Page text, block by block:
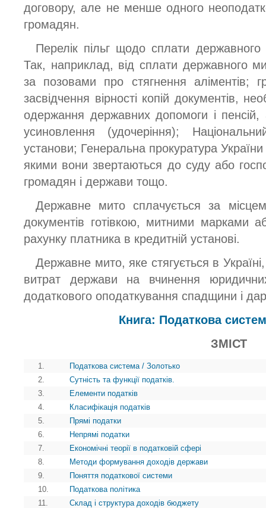
договору, але не менше одного
громадян.
Перелік пільг щодо сплати
Так, наприклад, від сплати державного
за позовами про стягнення аліментів;
засвідчення вірності копій документів,
одержання державних допомоги і
усиновлення (удочеріння);
установи; Генеральна прокуратура
якими вони звертаються до суду або
громадян і держави тощо.
Державне мито сплачується за
документів готівкою, митними марками
рахунку платника в кредитній установі.
Державне мито, яке стягується в
витрат держави на вчинення
додаткового оподаткування спадщини і
Книга: Податкова
ЗМІСТ
1.
Податкова система / Золотько
2.
Сутність та функції податків.
3.
Елементи податків
4.
Класифікація податків
5.
Прямі податки
6.
Непрямі податки
7.
Економічні теорії в податковій сфері
8.
Методи формування доходів держави
9.
Поняття податкової системи
10.
Податкова політика
11.
Склад і структура доходів бюджету